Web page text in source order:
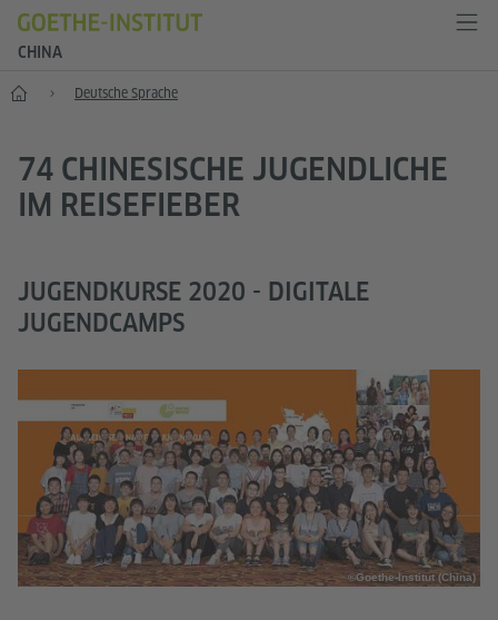
CHINA
Start Deutsche Sprache
74 CHINESISCHE JUGENDLICHE
IM REISEFIEBER
JUGENDKURSE 2020 - DIGITALE
JUGENDCAMPS
©Goethe-Institut (China)